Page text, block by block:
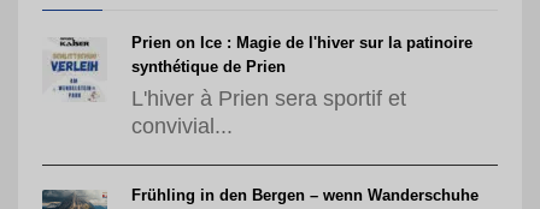
Prien on Ice : Magie de l'hiver sur la patinoire
synthétique de Prien
L'hiver à Prien sera sportif et
convivial...
Frühling in den Bergen – wenn Wanderschuhe